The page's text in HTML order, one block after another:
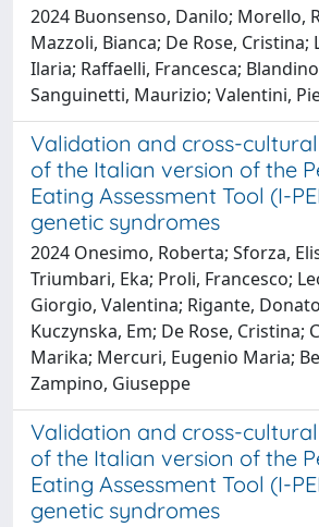
2024 Buonsenso, Danilo; Morello,
Mazzoli, Bianca; De Rose, Cristina;
Ilaria; Raffaelli, Francesca;
Sanguinetti, Maurizio; Valentini,
Validation and cross-
of the Italian version of the
Eating Assessment Tool (I-
genetic syndromes
2024 Onesimo, Roberta; Sforza,
Triumbari, Eka; Proli, Francesco;
Giorgio, Valentina; Rigante,
Kuczynska, Em; De Rose, Cristina;
Marika; Mercuri, Eugenio Maria;
Zampino, Giuseppe
Validation and cross-
of the Italian version of the
Eating Assessment Tool (I-
genetic syndromes